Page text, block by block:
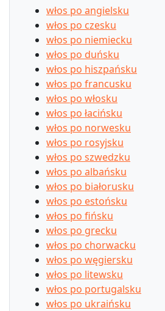
włos po angielsku
włos po czesku
włos po niemiecku
włos po duńsku
włos po hiszpańsku
włos po francusku
włos po włosku
włos po łacińsku
włos po norwesku
włos po rosyjsku
włos po szwedzku
włos po albańsku
włos po białorusku
włos po estońsku
włos po fińsku
włos po grecku
włos po chorwacku
włos po węgiersku
włos po litewsku
włos po portugalsku
włos po ukraińsku